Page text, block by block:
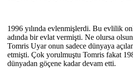
1996 yılında evlenmişlerdi. Bu evlilik
adında bir evlat vermişti. Ne olursa olsun
Tomris Uyar onun sadece dünyaya
etmişti. Çok yorulmuştu Tomris fakat
dünyadan göçene kadar devam etti.